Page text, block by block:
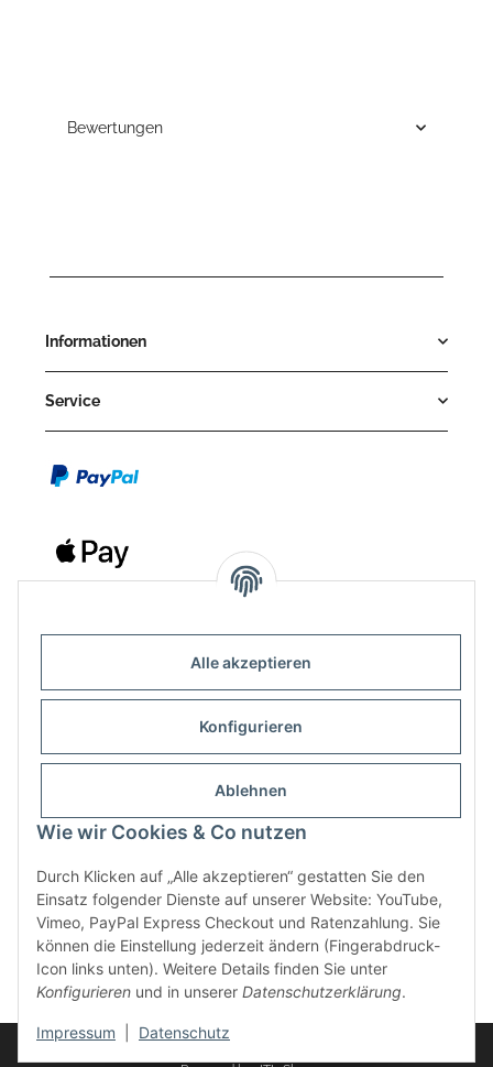
Alle akzeptieren
Konfigurieren
Ablehnen
Wie wir Cookies & Co nutzen
Durch Klicken auf „Alle akzeptieren“ gestatten Sie den
Einsatz folgender Dienste auf unserer Website: YouTube,
Vimeo, PayPal Express Checkout und Ratenzahlung. Sie
können die Einstellung jederzeit ändern (Fingerabdruck-
Icon links unten). Weitere Details finden Sie unter
Konfigurieren und in unserer Datenschutzerklärung.
Impressum Datenschutz
Bewertungen
Informationen
Service
Outdoor-Consulting GmbH
Kreuzäcker 13/1
D-88214 Ravensburg
+49 (751) 65285530
info@klettershop.de
www.klettershop.de
* Alle Preise inkl. gesetzlicher USt.